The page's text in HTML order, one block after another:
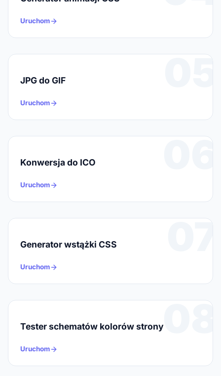
Uruchom
05
JPG do GIF
Uruchom
06
Konwersja do ICO
Uruchom
07
Generator wstążki CSS
Uruchom
08
Tester schematów kolorów strony
Uruchom